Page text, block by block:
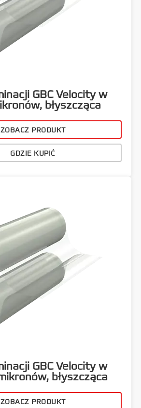
GBC Velocity w
błyszcząca
ZOBACZ PRODUKT
GDZIE KUPIĆ
GBC Velocity w
błyszcząca
ZOBACZ PRODUKT